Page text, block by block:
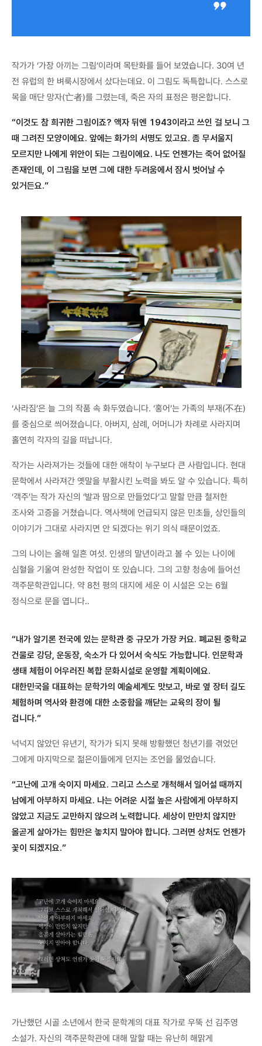
작가가 ‘가장 아끼는 그림’이라며 목탄화를 들어 보였습니다. 30여 년
전 유럽의 한 벼룩시장에서 샀다는데요. 이 그림도 독특합니다. 스스로
목을 매단 망자(亡者)를 그렸는데, 죽은 자의 표정은 평온합니다.
“이것도 참 희귀한 그림이죠? 액자 뒤엔 1943이라고 쓰인 걸 보니 그
때 그려진 모양이에요. 앞에는 화가의 서명도 있고요. 좀 무서울지
모르지만 나에게 위안이 되는 그림이에요. 나도 언젠가는 죽어 없어질
존재인데, 이 그림을 보면 그에 대한 두려움에서 잠시 벗어날 수
있거든요.”
‘사라짐’은 늘 그의 작품 속 화두였습니다. ‘홍어’는 가족의 부재(不在)
를 중심으로 씌어졌습니다. 아버지, 삼례, 어머니가 차례로 사라지며
홀연히 각자의 길을 떠납니다.
작가는 사라져가는 것들에 대한 애착이 누구보다 큰 사람입니다. 현대
문학에서 사라져간 옛말을 부활시킨 노력을 봐도 알 수 있습니다. 특히
‘객주’는 작가 자신의 ‘발과 땀으로 만들었다’고 말할 만큼 철저한
조사와 고증을 거쳤습니다. 역사책에 언급되지 않은 민초들, 상인들의
이야기가 그대로 사라지면 안 되겠다는 위기 의식 때문이었죠.
그의 나이는 올해 일흔 여섯. 인생의 말년이라고 볼 수 있는 나이에
심혈을 기울여 완성한 작업이 또 있습니다. 그의 고향 청송에 들어선
객주문학관입니다. 약 8천 평의 대지에 세운 이 시설은 오는 6월
정식으로 문을 엽니다..
“내가 알기론 전국에 있는 문학관 중 규모가 가장 커요. 폐교된 중학교
건물로 강당, 운동장, 숙소가 다 있어서 숙식도 가능합니다. 인문학과
생태 체험이 어우러진 복합 문화시설로 운영할 계획이에요.
대한민국을 대표하는 문학가의 예술세계도 맛보고, 바로 옆 장터 길도
체험하며 역사와 환경에 대한 소중함을 깨닫는 교육의 장이 될
겁니다.”
넉넉지 않았던 유년기, 작가가 되지 못해 방황했던 청년기를 겪었던
그에게 마지막으로 젊은이들에게 던지는 조언을 물었습니다.
“고난에 고개 숙이지 마세요. 그리고 스스로 개척해서 일어설 때까지
남에게 아부하지 마세요. 나는 어려운 시절 높은 사람에게 아부하지
않았고 지금도 교만하지 않으려 노력합니다. 세상이 만만치 않지만
올곧게 살아가는 힘만은 놓치지 말아야 합니다. 그러면 상처도 언젠가
꽃이 되겠지요.”
가난했던 시골 소년에서 한국 문학계의 대표 작가로 우뚝 선 김주영
소설가. 자신의 객주문학관에 대해 말할 때는 유난히 해맑게